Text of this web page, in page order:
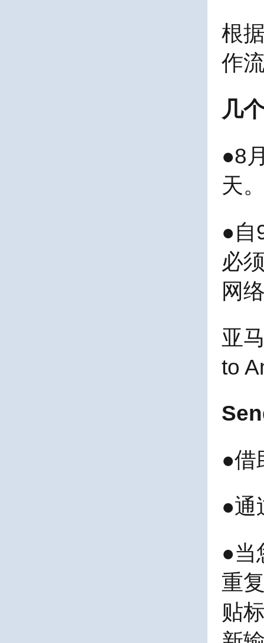
根
作
几
●8
天
●自
必
网
亚
to
●借
●通
●当
重
贴